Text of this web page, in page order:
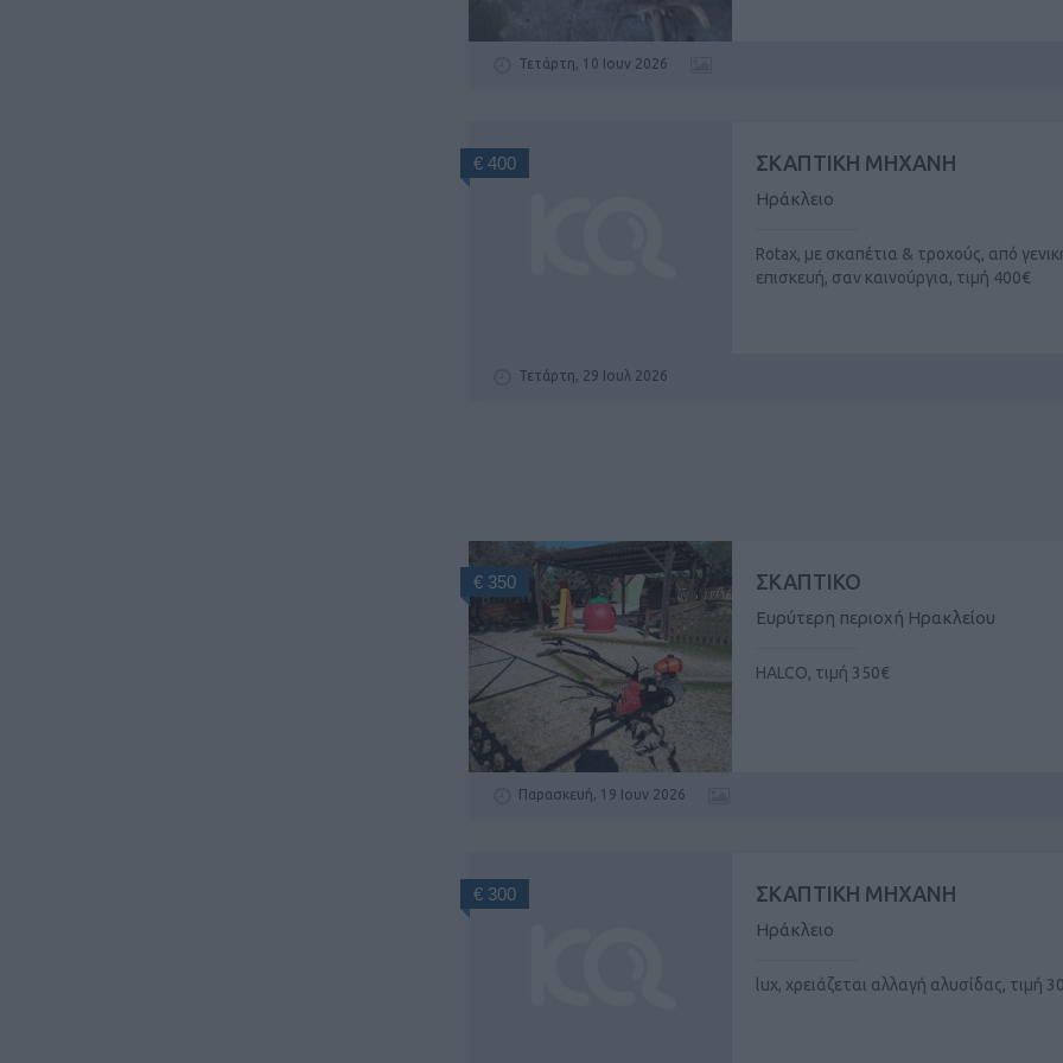
Τετάρτη, 10 Ιουν 2026
ΣΚΑΠΤΙΚΗ ΜΗΧΑΝΗ
Ηράκλειο
Rotax, με σκαπέτια & τροχούς, από
επισκευή, σαν καινούργια, τιμή 400€
€ 400
Τετάρτη, 29 Ιουλ 2026
ΣΚΑΠΤΙΚΟ
Ευρύτερη περιοχή Ηρακλείου
HALCO, τιμή 350€
€ 350
Παρασκευή, 19 Ιουν 2026
ΣΚΑΠΤΙΚΗ ΜΗΧΑΝΗ
Ηράκλειο
lux, χρειάζεται αλλαγή αλυσίδας, τιμή
€ 300